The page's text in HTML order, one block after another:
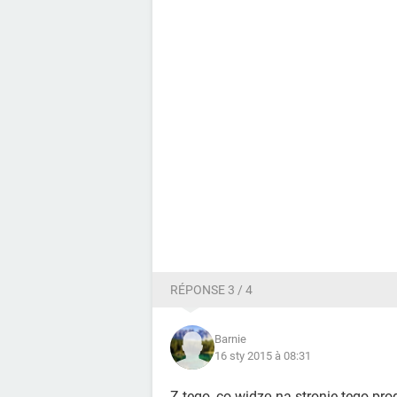
RÉPONSE 3 / 4
Barnie
16 sty 2015 à 08:31